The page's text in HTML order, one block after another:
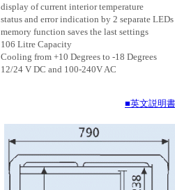
display of current interior temperature
status and error indication by 2 separate LEDs
memory function saves the last settings
106 Litre Capacity
Cooling from +10 Degrees to -18 Degrees
12/24 V DC and 100-240V AC
■英文説明